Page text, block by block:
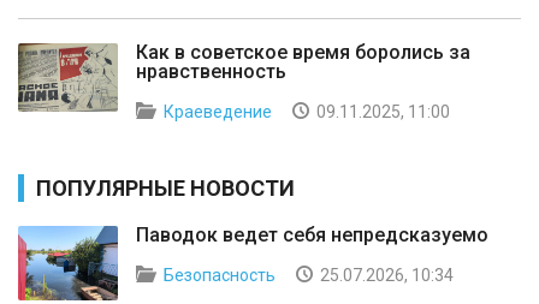
Как в советское время боролись за
нравственность
Краеведение 09.11.2025, 11:00
ПОПУЛЯРНЫЕ НОВОСТИ
Паводок ведет себя непредсказуемо
Безопасность 25.07.2026, 10:34